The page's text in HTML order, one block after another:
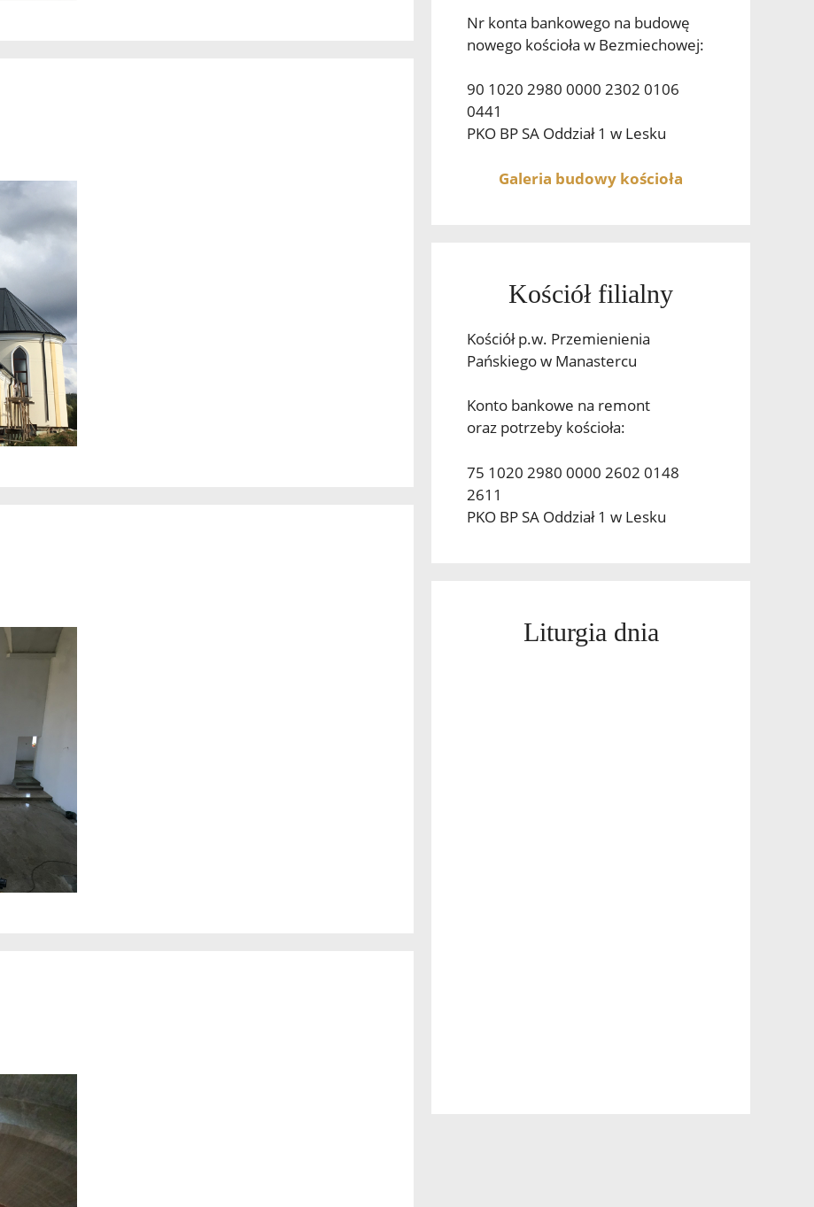
Nr konta bankowego na budowę
nowego kościoła w Bezmiechowej:
90 1020 2980 0000 2302 0106
0441
PKO BP SA Oddział 1 w Lesku
Galeria budowy kościoła
Kościół filialny
Kościół p.w. Przemienienia
Pańskiego w Manastercu
Konto bankowe na remont
oraz potrzeby kościoła:
75 1020 2980 0000 2602 0148
2611
PKO BP SA Oddział 1 w Lesku
Liturgia dnia